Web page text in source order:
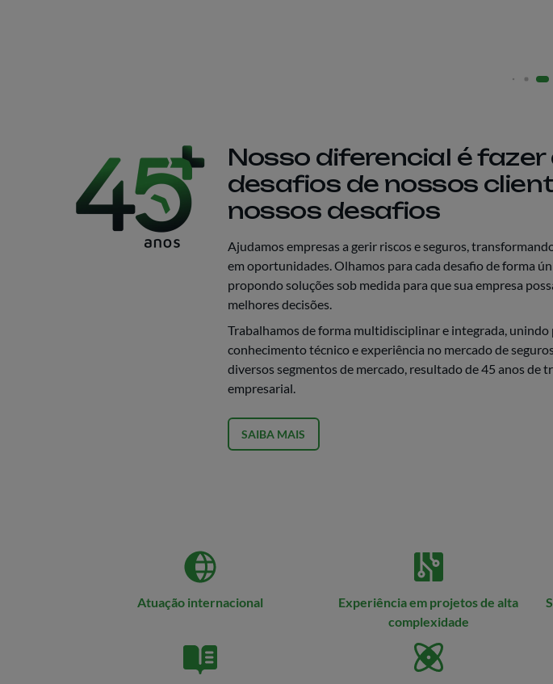
Nosso diferencial é fazer
desafios de nossos
nossos desafios
Ajudamos empresas a gerir riscos e seguros,
em oportunidades. Olhamos para cada desafio de forma
propondo soluções sob medida para que sua empresa
melhores decisões.
Trabalhamos de forma multidisciplinar e integrada,
conhecimento técnico e experiência no mercado de
diversos segmentos de mercado, resultado de 45 anos de
empresarial.
SAIBA MAIS
Atuação internacional
Experiência em projetos de alta
complexidade